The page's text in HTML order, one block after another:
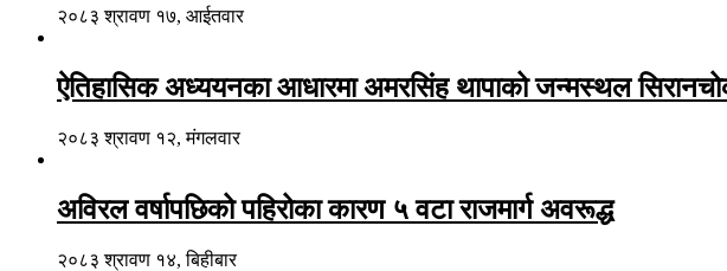
२०८३ श्रावण १७, आईतवार
ऐतिहासिक अध्ययनका आधारमा अमरसिंह थापाको जन्मस्थल
२०८३ श्रावण १२, मंगलवार
अविरल वर्षापछिको पहिरोका कारण ५ वटा राजमार्ग अवरूद्ध
२०८३ श्रावण १४, बिहीबार